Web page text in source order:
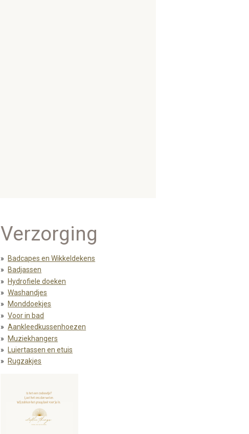
Verzorging
Badcapes en Wikkeldekens
Badjassen
Hydrofiele doeken
Washandjes
Monddoekjes
Voor in bad
Aankleedkussenhoezen
Muziekhangers
Luiertassen en etuis
Rugzakjes